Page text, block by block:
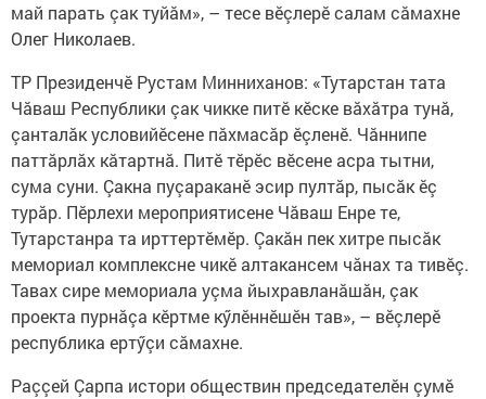
май парать çак туйăм», – тесе вӗçлерӗ салам сăмахне
Олег Николаев.
ТР Президенчӗ Рустам Минниханов: «Тутарстан тата
Чăваш Республики çак чикке питӗ кӗске вăхăтра тунă,
çанталăк условийӗсене пăхмасăр ӗçленӗ. Чăннипе
паттăрлăх кăтартнă. Питӗ тӗрӗс вӗсене асра тытни,
сума суни. Çакна пуçараканӗ эсир пултăр, пысăк ӗç
турăр. Пӗрлехи мероприятисене Чăваш Енре те,
Тутарстанра та ирттертӗмӗр. Çакăн пек хитре пысăк
мемориал комплексне чикӗ алтакансем чăнах та тивӗç.
Тавах сире мемориала уçма йыхравланăшăн, çак
проекта пурнăçа кӗртме кӳлӗннӗшӗн тав», – вӗçлерӗ
республика ертӳçи сăмахне.
Раççей Çарпа истори обществин председателӗн çумӗ